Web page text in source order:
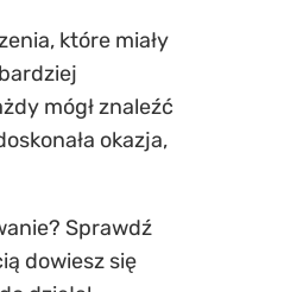
które miały
mógł znaleźć
okazja,
Sprawdź
dowiesz się